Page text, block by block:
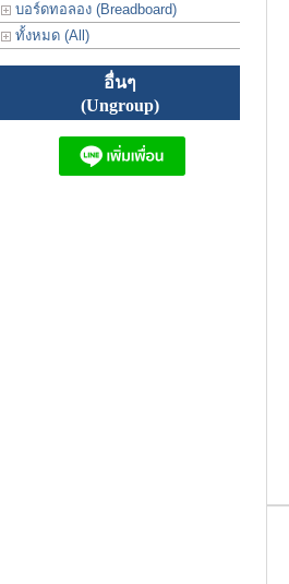
บอร์ดทอลอง (Breadboard)
ทั้งหมด (All)
อื่นๆ
(Ungroup)